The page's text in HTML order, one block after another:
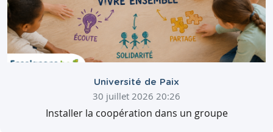
Université de Paix
30 juillet 2026 20:26
Installer la coopération dans un groupe